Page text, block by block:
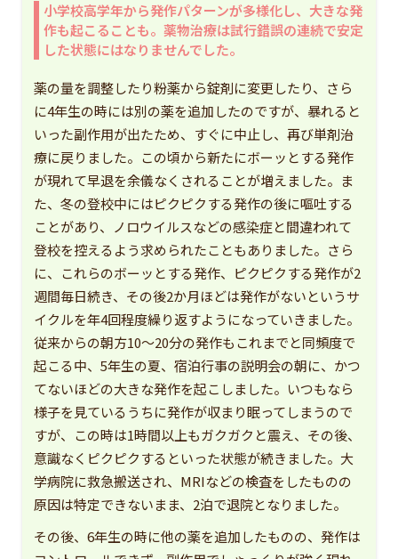
小学校高学年から発作パターンが多様化し、大きな発
作も起こることも。薬物治療は試行錯誤の連続で安定
した状態にはなりませんでした。
薬の量を調整したり粉薬から錠剤に変更したり、さら
に4年生の時には別の薬を追加したのですが、暴れると
いった副作用が出たため、すぐに中止し、再び単剤治
療に戻りました。この頃から新たにボーッとする発作
が現れて早退を余儀なくされることが増えました。ま
た、冬の登校中にはピクピクする発作の後に嘔吐する
ことがあり、ノロウイルスなどの感染症と間違われて
登校を控えるよう求められたこともありました。さら
に、これらのボーッとする発作、ピクピクする発作が2
週間毎日続き、その後2か月ほどは発作がないというサ
イクルを年4回程度繰り返すようになっていきました。
従来からの朝方10〜20分の発作もこれまでと同頻度で
起こる中、5年生の夏、宿泊行事の説明会の朝に、かつ
てないほどの大きな発作を起こしました。いつもなら
様子を見ているうちに発作が収まり眠ってしまうので
すが、この時は1時間以上もガクガクと震え、その後、
意識なくピクピクするといった状態が続きました。大
学病院に救急搬送され、MRIなどの検査をしたものの
原因は特定できないまま、2泊で退院となりました。
その後、6年生の時に他の薬を追加したものの、発作は